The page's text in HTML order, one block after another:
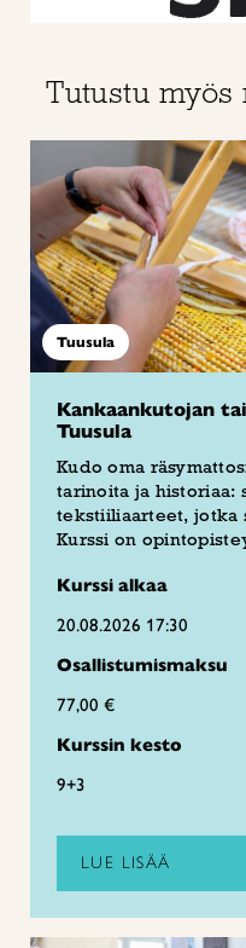
Tutustu
Tuusula
Kankaankutojan
Tuusula
Kudo oma
tarinoita ja historiaa:
tekstiiliaarteet, jotka
Kurssi on
Kurssi alkaa
20.08.2026 17:30
Osallistumismaksu
77,00 €
Kurssin kesto
9+3
LUE LISÄÄ